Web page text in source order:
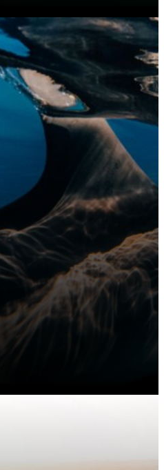
التقنيات الحيوية المائية